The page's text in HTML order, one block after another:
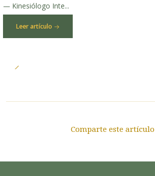
— Kinesiólogo Inte...
Leer artículo
Comparte este artículo